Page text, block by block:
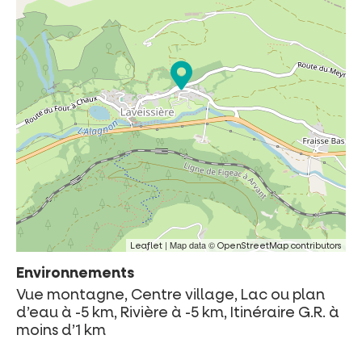
Leaflet | Map data © OpenStreetMap contributors
Environnements
Vue montagne, Centre village, Lac ou plan
d’eau à -5 km, Rivière à -5 km, Itinéraire G.R. à
moins d’1 km